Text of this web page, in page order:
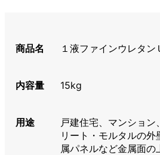
商品名 １液ファインウレタ
内容量 15kg
用途
戸建住宅、マンション
リート・モルタルの外
属パネルなど金属面の